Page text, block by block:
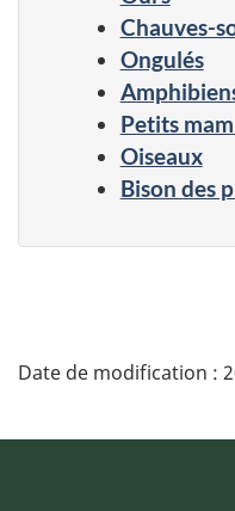
Chauves-
Ongulés
Petits
Oiseaux
Bison des
Date de modification :